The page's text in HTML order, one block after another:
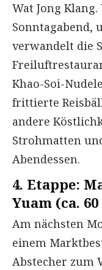
Wat Jong
Sonntagabend,
verwandelt die
Khao-Soi-
frittierte
andere
Strohmatten
Abendessen.
4. Etappe:
Yuam (ca.
Am nächsten
einem
Abstecher zum